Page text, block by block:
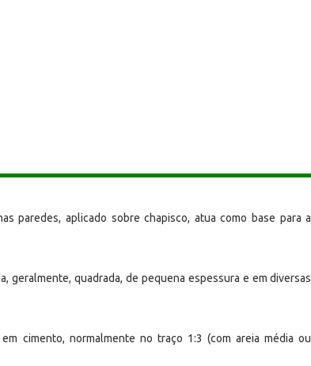
paredes, aplicado sobre chapisco, atua como base para a
geralmente, quadrada, de pequena espessura e em diversas
cimento, normalmente no traço 1:3 (com areia média ou